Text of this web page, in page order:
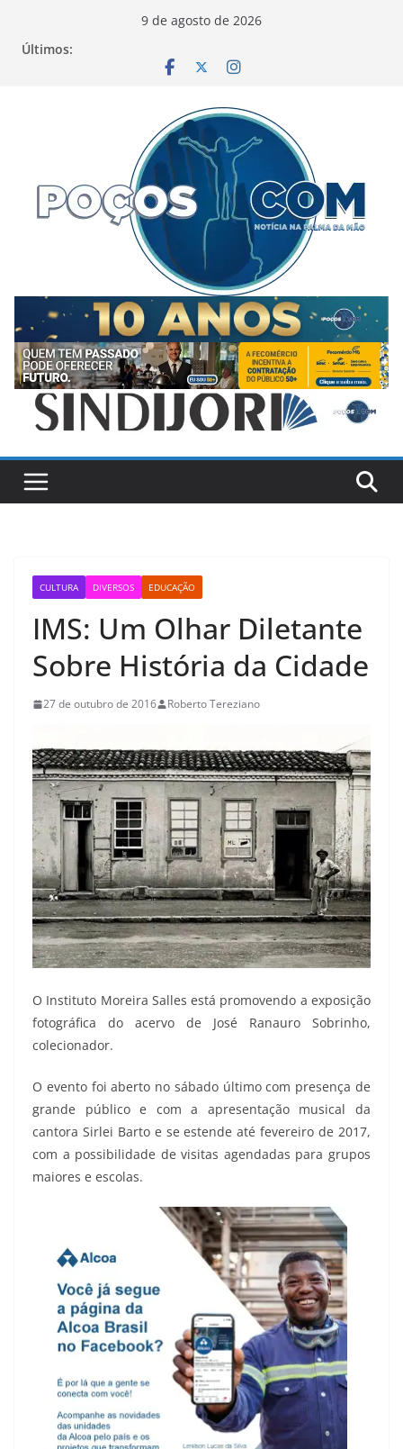
9 de agosto de 2026
Últimos:
CULTURA DIVERSOS EDUCAÇÃO
IMS: Um Olhar Diletante
Sobre História da Cidade
27 de outubro de 2016 Roberto Tereziano
O Instituto Moreira Salles está promovendo a exposição
fotográfica do acervo de José Ranauro Sobrinho,
colecionador.
O evento foi aberto no sábado último com presença de
grande público e com a apresentação musical da
cantora Sirlei Barto e se estende até fevereiro de 2017,
com a possibilidade de visitas agendadas para grupos
maiores e escolas.